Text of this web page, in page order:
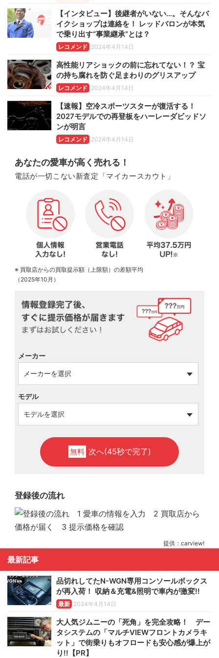
【インタビュー】後継者がいない…。そんなバ
イクショップは連絡を！ レッドバロンが本気
で乗り出す“事業継承”とは？
レコメンド 2024年4月14日
高性能リアショックの前に忘れてない！？ 宝
の持ち腐れを防ぐ足まわりのグリスアップ
レコメンド 2024年4月14日
【速報】空冷スポーツスターが復活する！
2027モデルでの再登板をハーレーダビッドソ
ンが明言
レコメンド 2024年4月14日
あなたの愛車が高く売れる！
電話が一切こない新査定「マイカースカウト」
※ 買取店からの買取提示額（上限額）の差額平均
（2025年10月）
メーカー
モデル
無料 次へ(45秒で完了)
登録後の流れ
提供：carview!
最新記事
品切れしてたN-WGN専用コンソールボックス
が再入荷！ 収納＆充電&照明で車内が激変!!
最新 2024年4月14日
大人気ジムニーの「死角」を完全攻略！ デー
タシステムの「マルチVIEWフロントカメラキ
ット」で街乗りもオフロードも安心感が爆上が
り!!【PR】